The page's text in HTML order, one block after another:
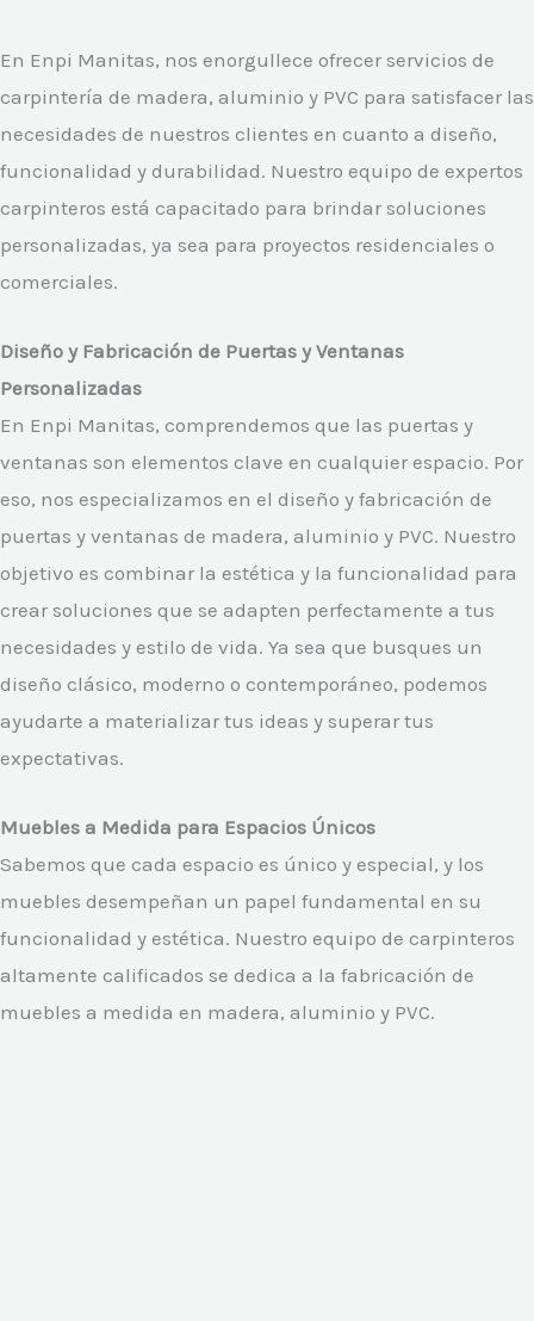
En Enpi Manitas, nos enorgullece ofrecer servicios de
carpintería de madera, aluminio y PVC para satisfacer las
necesidades de nuestros clientes en cuanto a diseño,
funcionalidad y durabilidad. Nuestro equipo de expertos
carpinteros está capacitado para brindar soluciones
personalizadas, ya sea para proyectos residenciales o
comerciales.
Diseño y Fabricación de Puertas y Ventanas
Personalizadas
En Enpi Manitas, comprendemos que las puertas y
ventanas son elementos clave en cualquier espacio. Por
eso, nos especializamos en el diseño y fabricación de
puertas y ventanas de madera, aluminio y PVC. Nuestro
objetivo es combinar la estética y la funcionalidad para
crear soluciones que se adapten perfectamente a tus
necesidades y estilo de vida. Ya sea que busques un
diseño clásico, moderno o contemporáneo, podemos
ayudarte a materializar tus ideas y superar tus
expectativas.
Muebles a Medida para Espacios Únicos
Sabemos que cada espacio es único y especial, y los
muebles desempeñan un papel fundamental en su
funcionalidad y estética. Nuestro equipo de carpinteros
altamente calificados se dedica a la fabricación de
muebles a medida en madera, aluminio y PVC.